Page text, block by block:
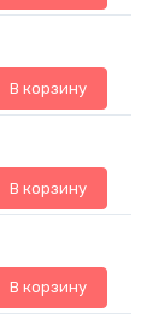
В корзину
В корзину
В корзину